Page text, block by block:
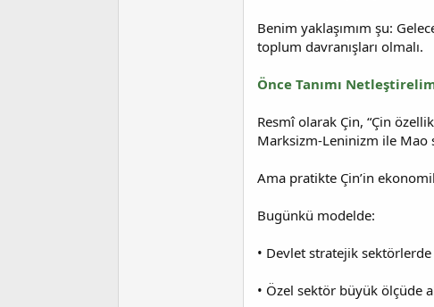
Benim yaklaşımım şu:
toplum davranışları olmalı.
Önce Tanımı
Resmî olarak Çin, “Çin
Marksizm-Leninizm ile Mao
Ama pratikte Çin’in
Bugünkü modelde:
• Devlet stratejik
• Özel sektör büyük ölçüde